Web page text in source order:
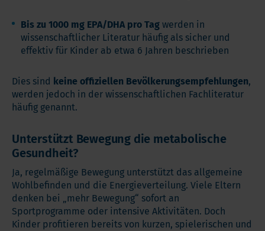
Bis zu 1000 mg EPA/DHA pro Tag werden in
wissenschaftlicher Literatur häufig als sicher und
effektiv für Kinder ab etwa 6 Jahren beschrieben
Dies sind keine offiziellen Bevölkerungsempfehlungen,
werden jedoch in der wissenschaftlichen Fachliteratur
häufig genannt.
Unterstützt Bewegung die metabolische
Gesundheit?
Ja, regelmäßige Bewegung unterstützt das allgemeine
Wohlbefinden und die Energieverteilung. Viele Eltern
denken bei „mehr Bewegung“ sofort an
Sportprogramme oder intensive Aktivitäten. Doch
Kinder profitieren bereits von kurzen, spielerischen und